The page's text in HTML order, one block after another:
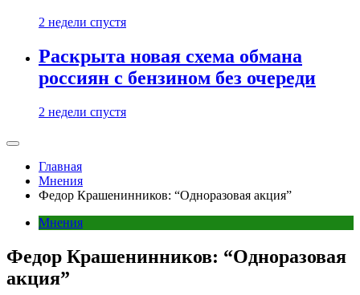
2 недели спустя
Раскрыта новая схема обмана
россиян с бензином без очереди
2 недели спустя
Главная
Мнения
Федор Крашенинников: “Одноразовая акция”
Мнения
Федор Крашенинников: “Одноразовая
акция”